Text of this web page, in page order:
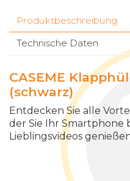
Produktbeschreibung
Technische Daten
CASEME
(schwarz)
Entdecken Sie alle
der Sie Ihr Smartphone
Lieblingsvideos